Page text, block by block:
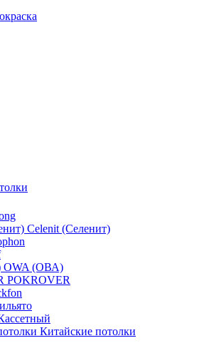
Celenit (Селенит)
OWA (ОВА)
POKROVER
Китайские потолки